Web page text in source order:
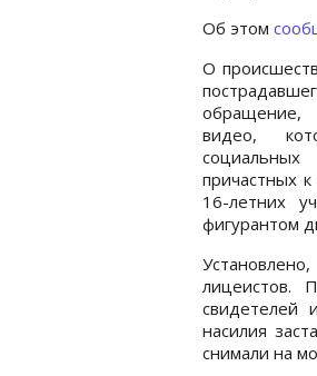
Об этом
О
видео,
причастных
16-летних
фигурантом
лицеистов.
свидетелей
насилия
снимали на